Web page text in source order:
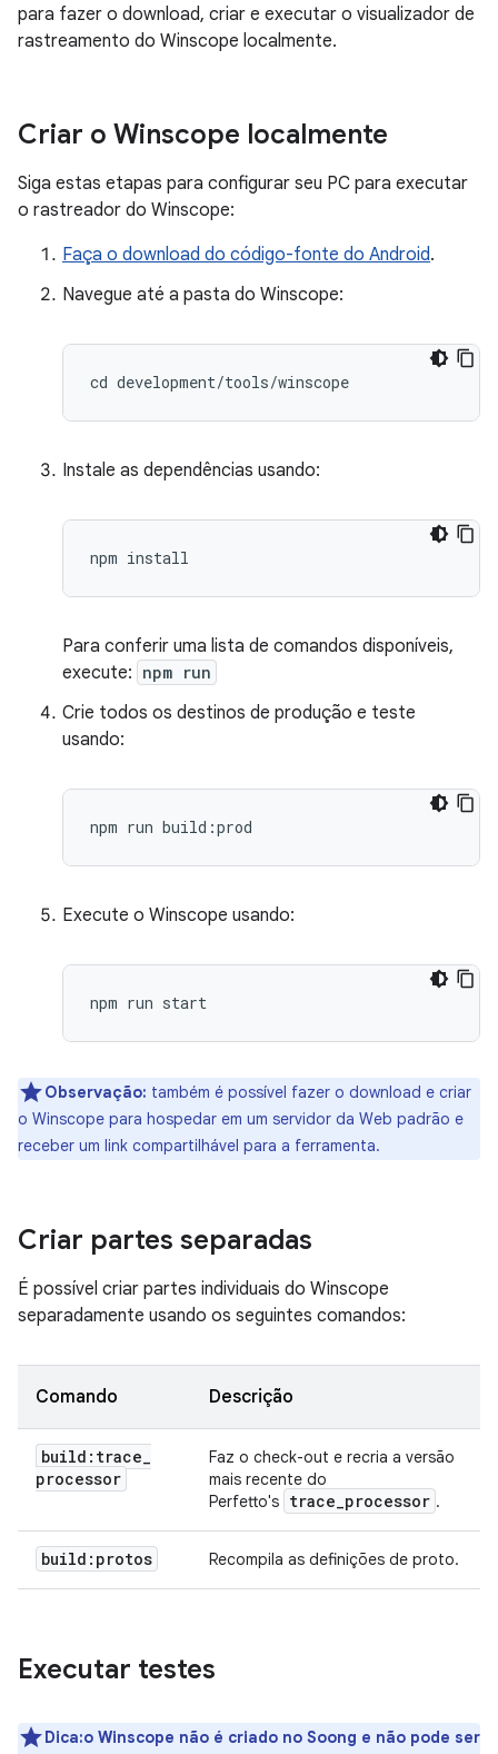
para fazer o download, criar e executar o visualizador de
rastreamento do Winscope localmente.
Criar o Winscope localmente
Siga estas etapas para configurar seu PC para executar
o rastreador do Winscope:
Faça o download do código-fonte do Android.
Navegue até a pasta do Winscope:
cd development/tools/winscope
Instale as dependências usando:
Para conferir uma lista de comandos disponíveis,
execute: npm run
Crie todos os destinos de produção e teste
usando:
Execute o Winscope usando:
Observação: também é possível fazer o download e criar
o Winscope para hospedar em um servidor da Web padrão e
receber um link compartilhável para a ferramenta.
Criar partes separadas
É possível criar partes individuais do Winscope
separadamente usando os seguintes comandos:
Comando Descrição
build:trace_
processor
Faz o check-out e recria a versão
mais recente do
Perfetto's trace_processor .
build:protos Recompila as definições de proto.
Executar testes
Dica:o Winscope não é criado no Soong e não pode ser